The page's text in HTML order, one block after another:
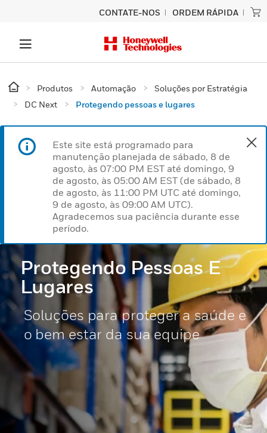
CONTATE-NOS ORDEM RÁPIDA
Produtos Automação
Soluções por Estratégia
DC Next
Protegendo pessoas e lugares
Este site está programado para
manutenção planejada de sábado, 8 de
agosto, às 07:00 PM EST até domingo, 9
de agosto, às 05:00 AM EST (de sábado, 8
de agosto, às 11:00 PM UTC até domingo,
9 de agosto, às 09:00 AM UTC).
Agradecemos sua paciência durante esse
período.
Protegendo Pessoas E
Lugares
Soluções para proteger a saúde e
o bem estar da sua equipe